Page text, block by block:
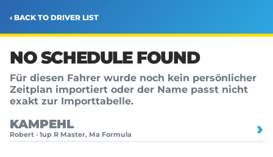
‹ BACK TO DRIVER LIST
NO SCHEDULE FOUND
Für diesen Fahrer wurde noch kein persönlicher
Zeitplan importiert oder der Name passt nicht
exakt zur Importtabelle.
KAMPEHL
Robert · 1up R Master, Ma Formula ›